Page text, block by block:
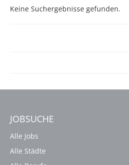
Keine Suchergebnisse gefunden.
JOBSUCHE
Alle Jobs
Alle Städte